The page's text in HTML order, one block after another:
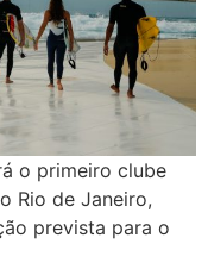
o primeiro clube
Rio de Janeiro,
prevista para o